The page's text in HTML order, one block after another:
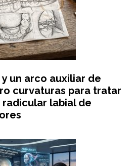
un arco auxiliar de
curvaturas para tratar
labial de